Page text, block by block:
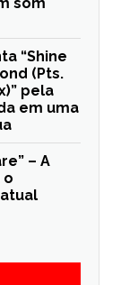
som
“Shine
(Pts.
pela
em uma
– A
o